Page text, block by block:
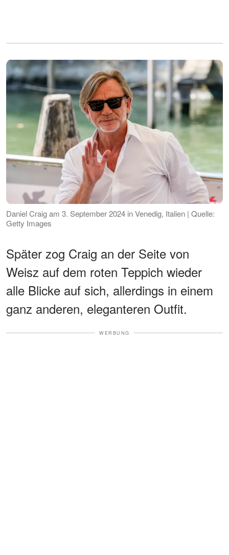
Daniel Craig am 3. September 2024 in Venedig, Italien | Quelle:
Getty Images
Später zog Craig an der Seite von
Weisz auf dem roten Teppich wieder
alle Blicke auf sich, allerdings in einem
ganz anderen, eleganteren Outfit.
WERBUNG